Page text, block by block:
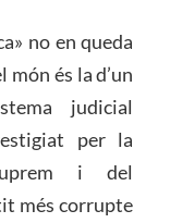
no en queda
món és la d’un
judicial
per la
i del
més corrupte